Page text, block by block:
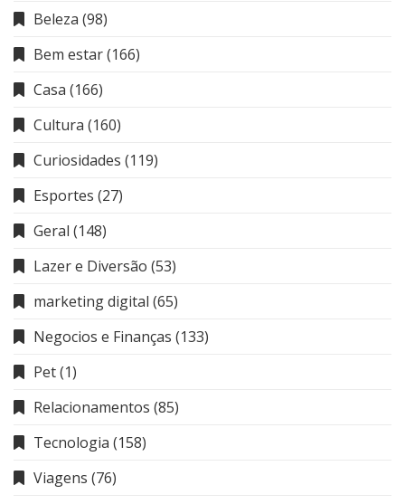
Beleza (98)
Bem estar(166)
Casa (166)
Cultura (160)
Curiosidades (119)
Esportes (27)
Geral (148)
Lazer e Diversão (53)
marketing digital (65)
Negocios e Finanças (133)
Pet(1)
Relacionamentos (85)
Tecnologia (158)
Viagens (76)